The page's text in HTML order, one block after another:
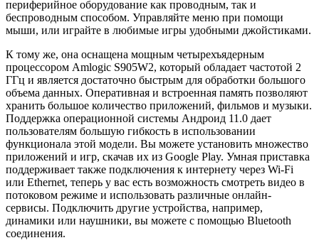
периферийное оборудование как проводным, так и
беспроводным способом. Управляйте меню при помощи
мыши, или играйте в любимые игры удобными джойстиками.
К тому же, она оснащена мощным четырехъядерным
процессором Amlogic S905W2, который обладает частотой 2
ГГц и является достаточно быстрым для обработки большого
объема данных. Оперативная и встроенная память позволяют
хранить большое количество приложений, фильмов и музыки.
Поддержка операционной системы Андроид 11.0 дает
пользователям большую гибкость в использовании
функционала этой модели. Вы можете установить множество
приложений и игр, скачав их из Google Play. Умная приставка
поддерживает также подключения к интернету через Wi-Fi
или Ethernet, теперь у вас есть возможность смотреть видео в
потоковом режиме и использовать различные онлайн-
сервисы. Подключить другие устройства, например,
динамики или наушники, вы можете с помощью Bluetooth
соединения.